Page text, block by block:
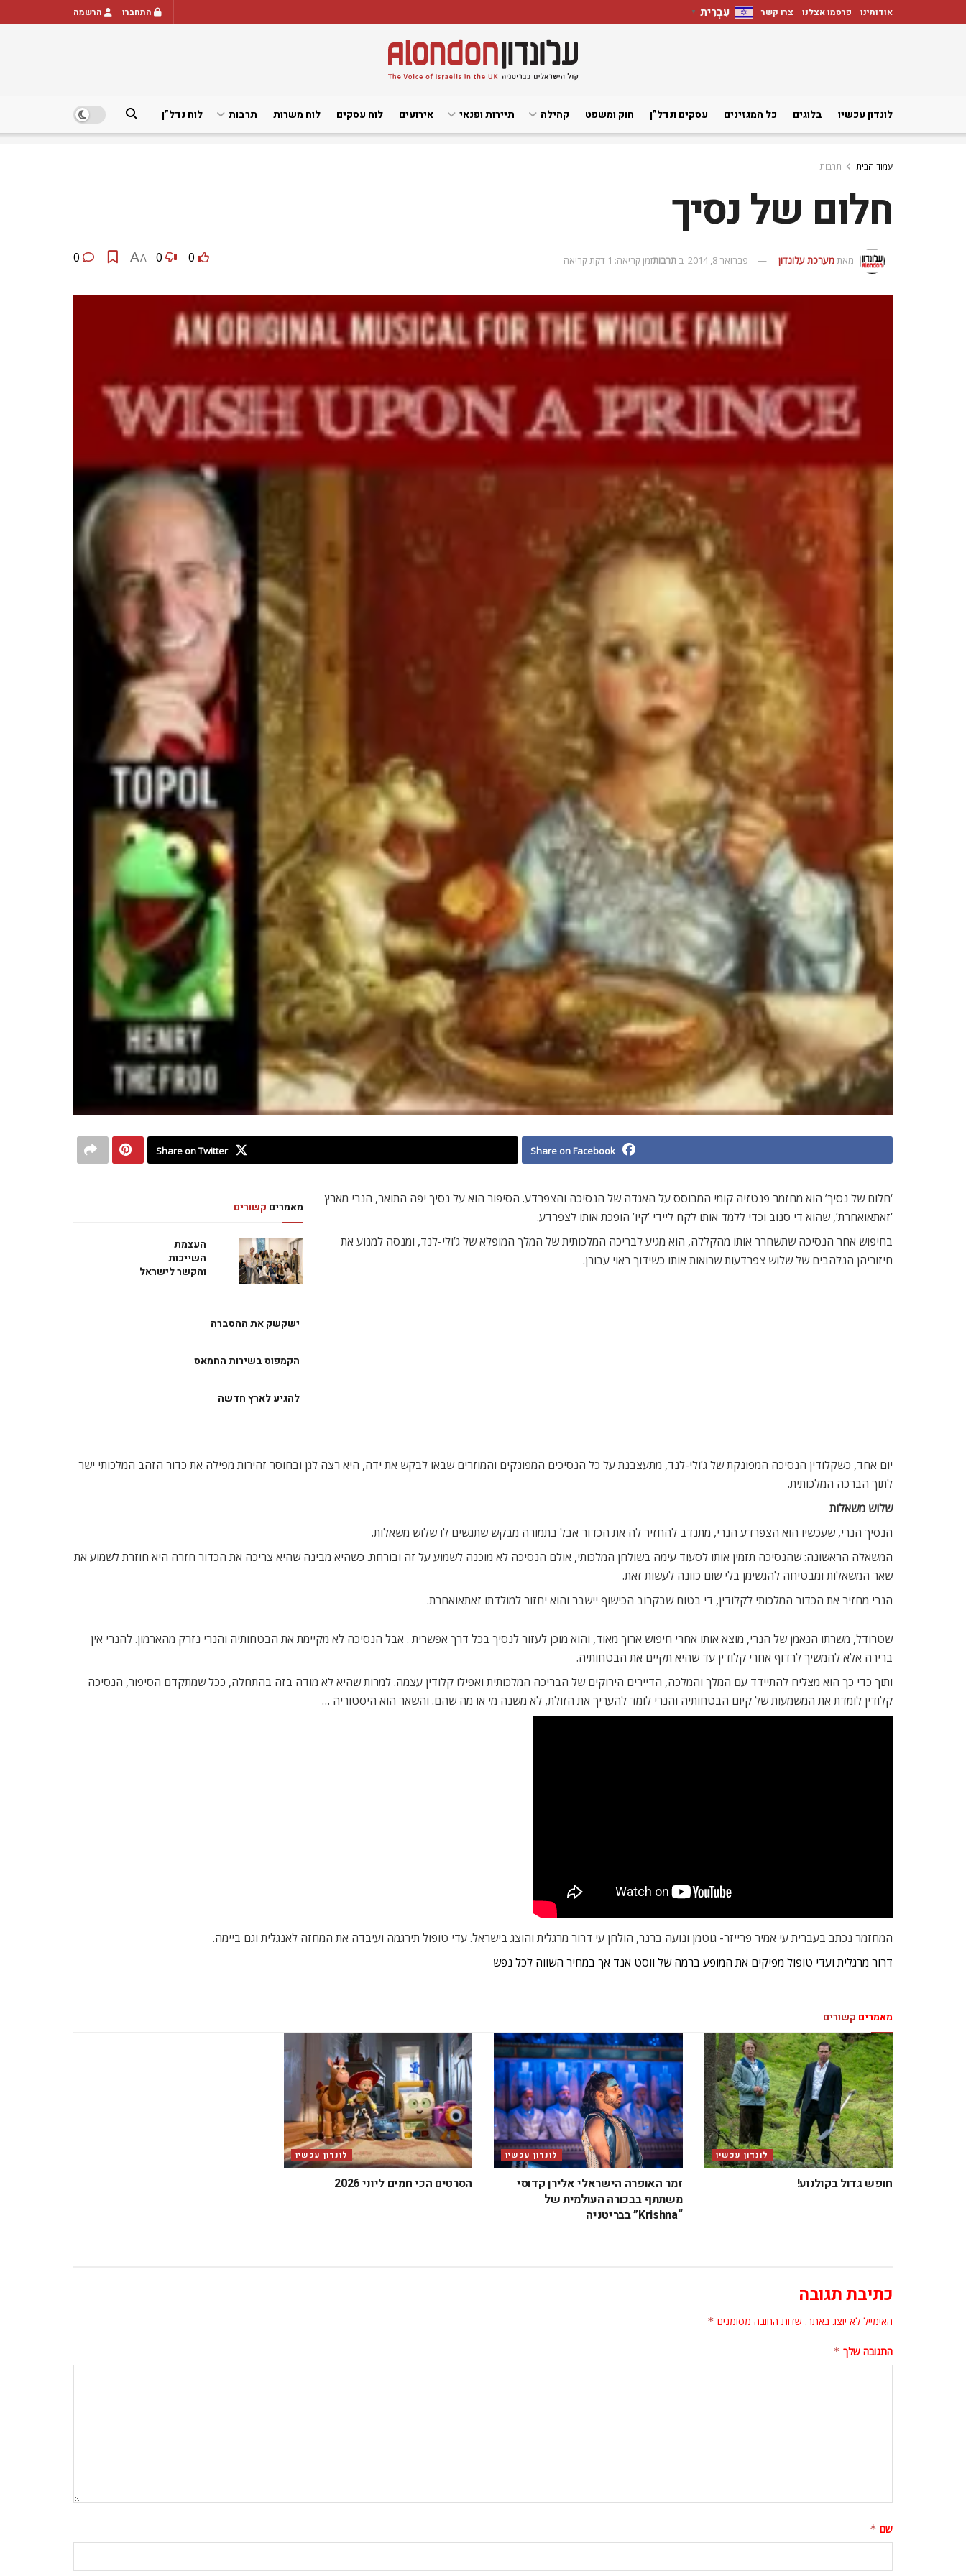
אודותינו פרסמו אצלנו צרו קשר עִבְרִית ▼ התחברו הרשמה
לונדון עכשיו בלוגים כל המגזינים עסקים ונדל”ן חוק ומשפט קהילה תיירות ופנאי אירועים לוח עסקים לוח משרות תרבות לוח נדל”ן
עמוד הבית תרבות
חלום של נסיך
מאתמערכת עלונדון פברואר 8, 2014 ב תרבותזמן קריאה: 1 דקת קריאה 0
0
A
A
Share on Facebook
Share on Twitter
מאמרים קשורים
העצמת
השייכות
והקשר לישראל
ישקשק את ההסברה
הקמפוס בשירות החמאס
להגיע לארץ חדשה
‘חלום של נסיך’ הוא מחזמר פנטזיה קומי המבוסס על האגדה של הנסיכה והצפרדע. הסיפור הוא על נסיך יפה התואר, הנרי מארץ
‘זאתאואחרת’, שהוא די סנוב וכדי ללמד אותו לקח ליידי ‘קיו’ הופכת אותו לצפרדע.
בחיפוש אחר הנסיכה שתשחרר אותו מהקללה, הוא מגיע לבריכה המלכותית של המלך המופלא של ג’ולי-לנד, ומנסה למנוע את
חיזוריהן הנלהבים של שלוש צפרדעות שרואות אותו כשידוך ראוי עבורן.
יום אחד, כשקלודין הנסיכה המפונקת של ג’ולי-לנד, מתעצבנת על כל הנסיכים המפונקים והמוזרים שבאו לבקש את ידה, היא רצה לגן ובחוסר זהירות מפילה את כדור הזהב המלכותי ישר
לתוך הברכה המלכותית.
שלוש משאלות
הנסיך הנרי, שעכשיו הוא הצפרדע הנרי, מתנדב להחזיר לה את הכדור אבל בתמורה מבקש שתגשים לו שלוש משאלות.
המשאלה הראשונה: שהנסיכה תזמין אותו לסעוד עימה בשולחן המלכותי, אולם הנסיכה לא מוכנה לשמוע על זה ובורחת. כשהיא מבינה שהיא צריכה את הכדור חזרה היא חוזרת לשמוע את
שאר המשאלות ומבטיחה להגשימן בלי שום כוונה לעשות זאת.
הנרי מחזיר את הכדור המלכותי לקלודין, די בטוח שבקרוב הכישוף יישבר והוא יחזור למולדתו זאתאואחרת.
שטרודל, משרתו הנאמן של הנרי, מוצא אותו אחרי חיפוש ארוך מאוד, והוא מוכן לעזור לנסיך בכל דרך אפשרית . אבל הנסיכה לא מקיימת את הבטחותיה והנרי נזרק מהארמון. להנרי אין
ברירה אלא להמשיך לרדוף אחרי קלודין עד שהיא תקיים את הבטחותיה.
ותוך כדי כך הוא מצליח להתיידד עם המלך והמלכה, הדיירים הירוקים של הבריכה המלכותית ואפילו קלודין עצמה. למרות שהיא לא מודה בזה בהתחלה, ככל שמתקדם הסיפור, הנסיכה
קלודין לומדת את המשמעות של קיום הבטחותיה והנרי לומד להעריך את הזולת, לא משנה מי או מה שהם. והשאר הוא היסטוריה …
המחזמר נכתב בעברית עי אמיר פרייזר- גוטמן ונועה ברנר, הולחן עי דרור מרגלית והוצג בישראל. עדי טופול תירגמה ועיבדה את המחזה לאנגלית וגם ביימה.
דרור מרגלית ועדי טופול מפיקים את המופע ברמה של ווסט אנד אך במחיר השווה לכל נפש
מאמרים קשורים
לונדון עכשיו
חופש גדול בקולנוע!
לונדון עכשיו
זמר האופרה הישראלי אלירן קדוסי
משתתף בבכורה העולמית של
“Krishna” בבריטניה
לונדון עכשיו
הסרטים הכי חמים ליוני 2026
כתיבת תגובה
האימייל לא יוצג באתר. שדות החובה מסומנים *
התגובה שלך *
שם *